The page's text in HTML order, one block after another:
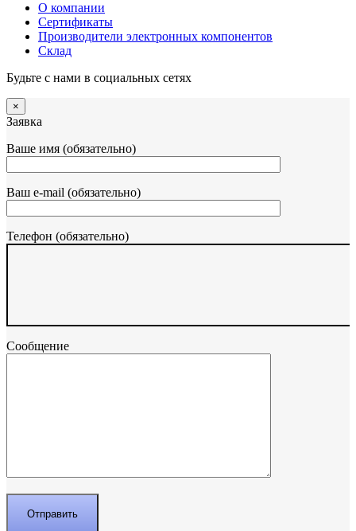
О компании
Сертификаты
Производители электронных компонентов
Склад
Будьте с нами в социальных сетях
×
Заявка
Ваше имя (обязательно)
Ваш e-mail (обязательно)
Телефон (обязательно)
Сообщение